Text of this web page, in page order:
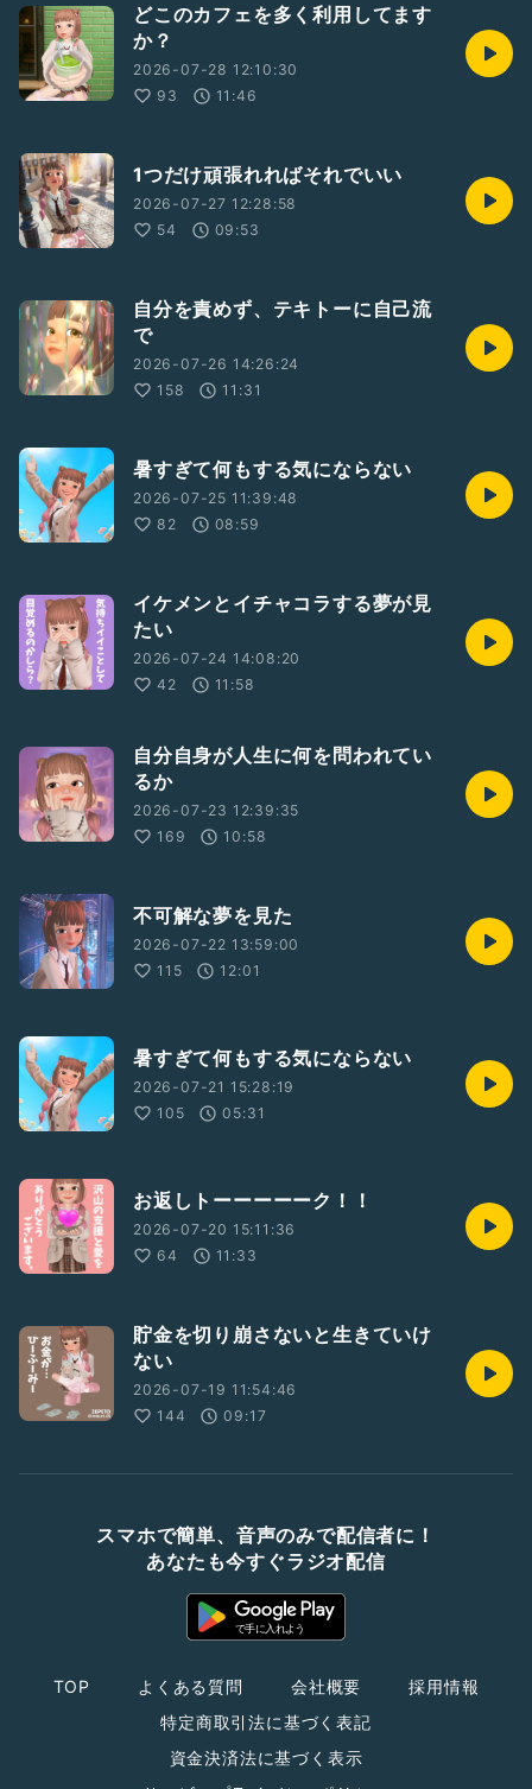
どこのカフェを多く利用してます
か？
2026-07-28 12:10:30
93
11:46
1つだけ頑張れればそれでいい
2026-07-27 12:28:58
54
09:53
自分を責めず、テキトーに自己流
で
2026-07-26 14:26:24
158
11:31
暑すぎて何もする気にならない
2026-07-25 11:39:48
82
08:59
イケメンとイチャコラする夢が見
たい
2026-07-24 14:08:20
42
11:58
自分自身が人生に何を問われてい
るか
2026-07-23 12:39:35
169
10:58
不可解な夢を見た
2026-07-22 13:59:00
115
12:01
暑すぎて何もする気にならない
2026-07-21 15:28:19
105
05:31
お返しトーーーーーク！！
2026-07-20 15:11:36
64
11:33
貯金を切り崩さないと生きていけ
ない
2026-07-19 11:54:46
144
09:17
スマホで簡単、音声のみで配信者に！
あなたも今すぐラジオ配信
TOP よくある質問 会社概要
採用情報
特定商取引法に基づく表記
資金決済法に基づく表示